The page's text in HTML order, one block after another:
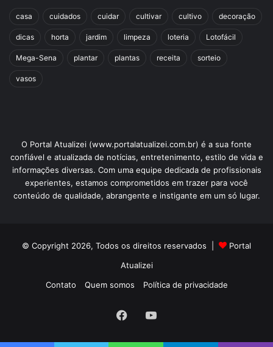
casa cuidados cuidar cultivar cultivo decoração
dicas horta jardim limpeza loteria Lotofácil
Mega-Sena plantar plantas receita sorteio
vasos
O Portal Atualizei (www.portalatualizei.com.br) é a sua fonte
confiável e atualizada de notícias, entretenimento, estilo de vida e
informações diversas. Com uma equipe dedicada de profissionais
experientes, estamos comprometidos em trazer para você
conteúdo de qualidade, abrangente e instigante em um só lugar.
© Copyright 2026, Todos os direitos reservados |
Portal
Atualizei
Contato
Quem somos Política de privacidade
FacebookYouTube